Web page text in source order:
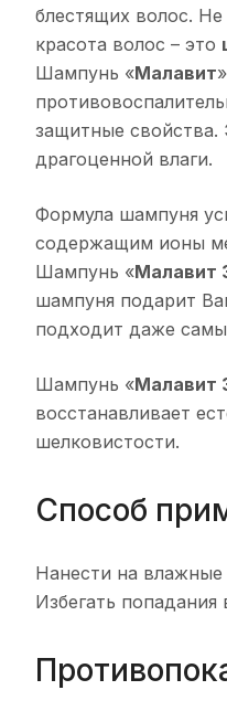
блестящих волос.
красота волос – это
Шампунь «Малавит
защитные свойства.
драгоценной влаги.
Формула шампуня
содержащим ионы
Шампунь «Малавит
шампуня подарит
подходит даже
Шампунь «Малавит
восстанавливает
шелковистости.
Способ
Нанести на
Избегать